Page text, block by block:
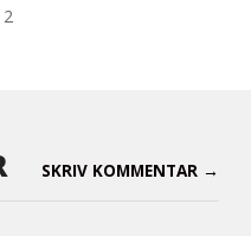
SKRIV KOMMENTAR →